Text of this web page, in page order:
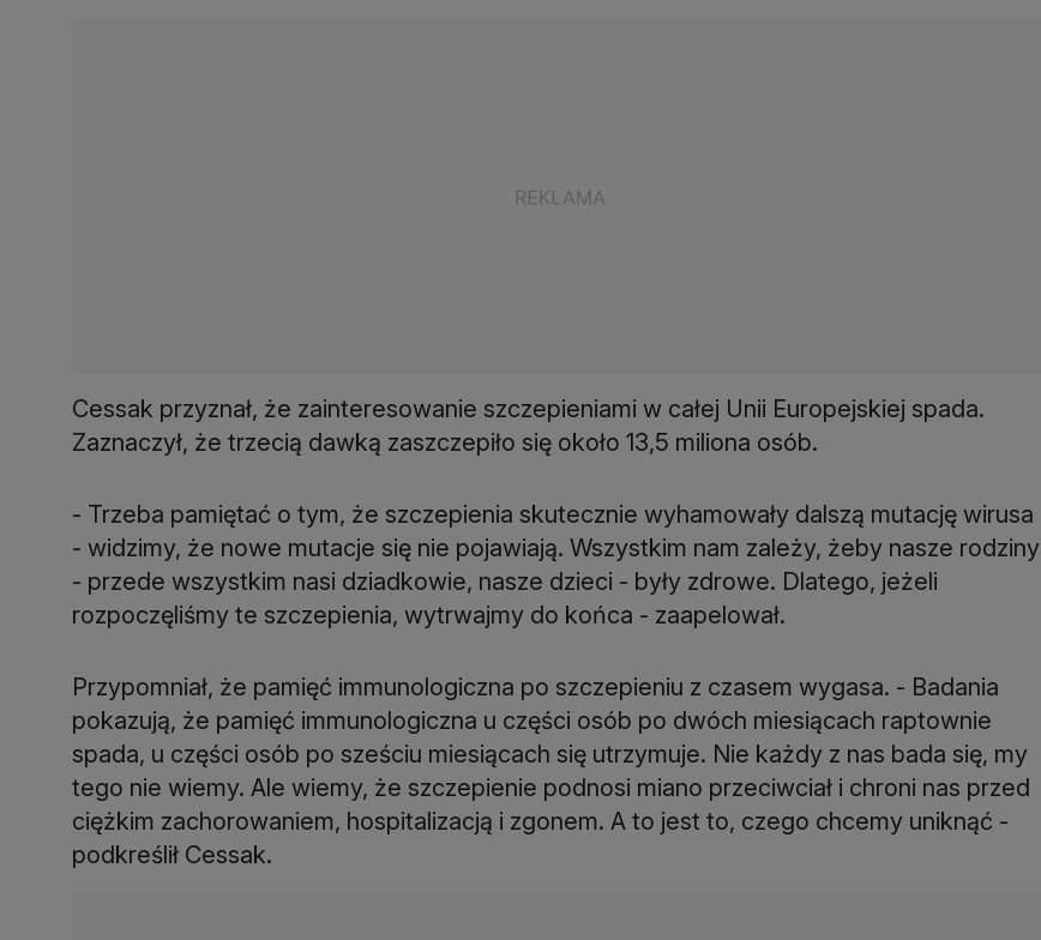
Cessak przyznał, że zainteresowanie szczepieniami w całej Unii Europejskiej spada.
Zaznaczył, że trzecią dawką zaszczepiło się około 13,5 miliona osób.
- Trzeba pamiętać o tym, że szczepienia skutecznie wyhamowały dalszą mutację wirusa
- widzimy, że nowe mutacje się nie pojawiają. Wszystkim nam zależy, żeby nasze rodziny
- przede wszystkim nasi dziadkowie, nasze dzieci - były zdrowe. Dlatego, jeżeli
rozpoczęliśmy te szczepienia, wytrwajmy do końca - zaapelował.
Przypomniał, że pamięć immunologiczna po szczepieniu z czasem wygasa. - Badania
pokazują, że pamięć immunologiczna u części osób po dwóch miesiącach raptownie
spada, u części osób po sześciu miesiącach się utrzymuje. Nie każdy z nas bada się, my
tego nie wiemy. Ale wiemy, że szczepienie podnosi miano przeciwciał i chroni nas przed
ciężkim zachorowaniem, hospitalizacją i zgonem. A to jest to, czego chcemy uniknąć -
podkreślił Cessak.